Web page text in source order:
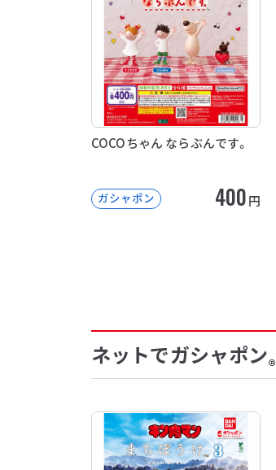
COCOちゃん ならぶんです。
ガシャポン 400円
ネットでガシャポン®